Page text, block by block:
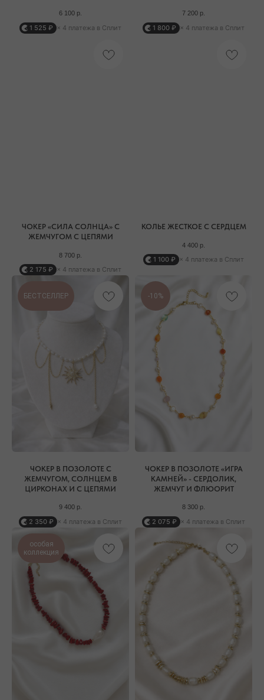
6 100 р.
1 525 ₽ × 4 платежа в Сплит
7 200 р.
1 800 ₽ × 4 платежа в Сплит
ЧОКЕР «СИЛА СОЛНЦА» C
ЖЕМЧУГОМ С ЦЕПЯМИ
8 700 р.
2 175 ₽ × 4 платежа в Сплит
КОЛЬЕ ЖЕСТКОЕ С СЕРДЦЕМ
4 400 р.
1 100 ₽ × 4 платежа в Сплит
БЕСТСЕЛЛЕР
ЧОКЕР В ПОЗОЛОТЕ С
ЖЕМЧУГОМ, СОЛНЦЕМ В
ЦИРКОНАХ И С ЦЕПЯМИ
9 400 р.
2 350 ₽ × 4 платежа в Сплит
-10%
ЧОКЕР В ПОЗОЛОТЕ «ИГРА
КАМНЕЙ» - СЕРДОЛИК,
ЖЕМЧУГ И ФЛЮОРИТ
8 300 р.
2 075 ₽ × 4 платежа в Сплит
особая
коллекция